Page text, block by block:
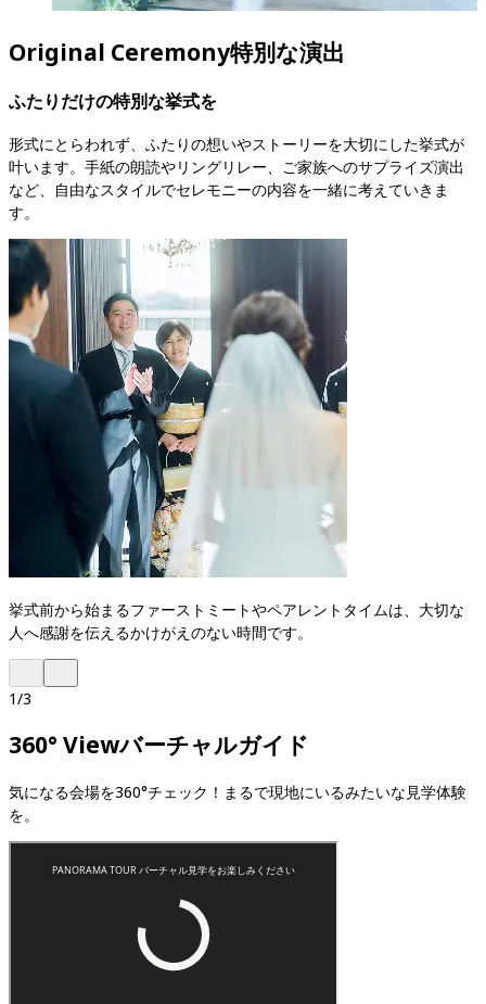
Original Ceremony特別な演出
ふたりだけの特別な挙式を
形式にとらわれず、ふたりの想いやストーリーを大切にした挙式が
叶います。手紙の朗読やリングリレー、ご家族へのサプライズ演出
など、自由なスタイルでセレモニーの内容を一緒に考えていきま
す。
挙式前から始まるファーストミートやペアレントタイムは、大切な
人へ感謝を伝えるかけがえのない時間です。
1/3
360° Viewバーチャルガイド
気になる会場を360°チェック！まるで現地にいるみたいな見学体験
を。